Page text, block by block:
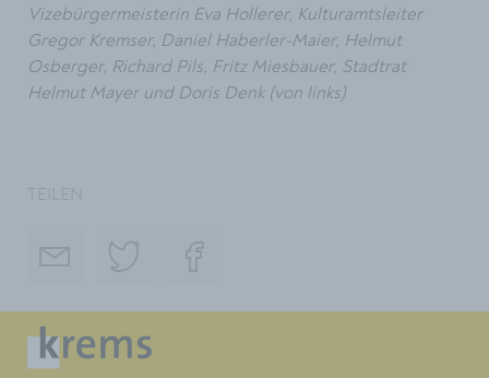
Vizebürgermeisterin Eva Hollerer, Kulturamtsleiter
Gregor Kremser, Daniel Haberler-Maier, Helmut
Osberger, Richard Pils, Fritz Miesbauer, Stadtrat
Helmut Mayer und Doris Denk (von links)